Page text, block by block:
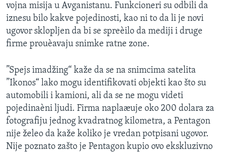
vojna misija u Avganistanu. Funkcioneri su odbili da
iznesu bilo kakve pojedinosti, kao ni to da li je novi
ugovor sklopljen da bi se spreèilo da mediji i druge
firme prouèavaju snimke ratne zone.
”Spejs imadžing“ kaže da se na snimcima satelita
”Ikonos“ lako mogu identifikovati objekti kao što su
automobili i kamioni, ali da se ne mogu videti
pojedinaèni ljudi. Firma naplaæuje oko 200 dolara za
fotografiju jednog kvadratnog kilometra, a Pentagon
nije želeo da kaže koliko je vredan potpisani ugovor.
Nije poznato zašto je Pentagon kupio ovo ekskluzivno